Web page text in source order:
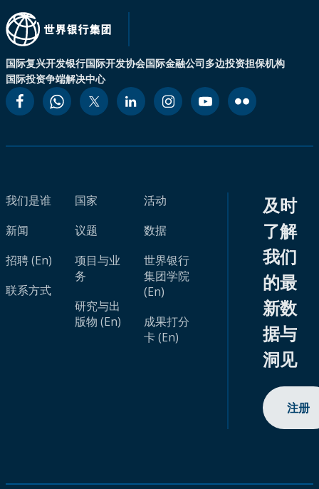
国际复兴开发银行国际开发协会国际金融公司多边投资担保机构
国际投资争端解决中心
我们是谁
新闻
招聘 (En)
联系方式
国家
议题
项目与业
务
研究与出
版物 (En)
活动
数据
世界银行
集团学院
(En)
成果打分
卡 (En)
及时
了解
我们
的最
新数
据与
洞见
注册